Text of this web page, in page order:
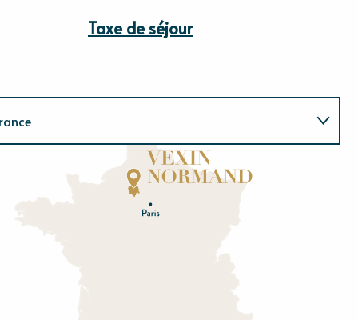
Taxe de séjour
Eu re
rne